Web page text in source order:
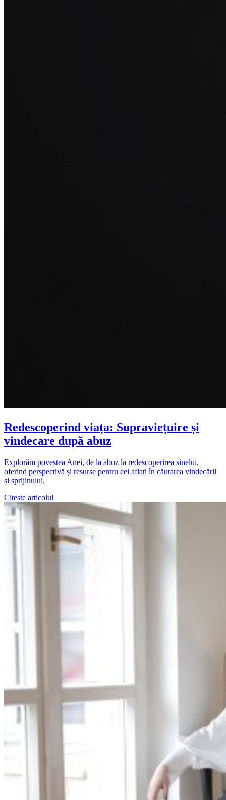
Redescoperind viața: Supraviețuire și
vindecare după abuz
Explorăm povestea Anei, de la abuz la redescoperirea sinelui,
oferind perspectivă și resurse pentru cei aflați în căutarea vindecării
și sprijinului.
Citește articolul